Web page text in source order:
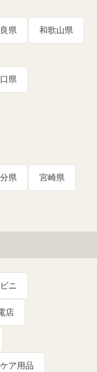
県 和歌山県
県
県 宮崎県
ニ
店
ア用品